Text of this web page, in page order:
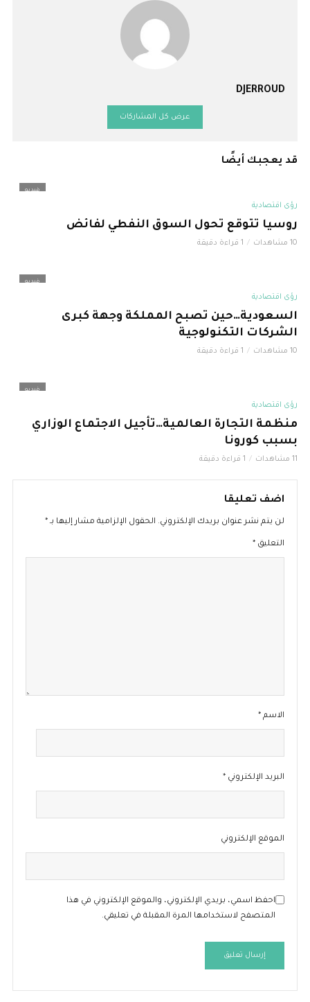
DJERROUD
عرض كل المشاركات
قد يعجبك أيضًا
فيديو
رؤى اقتصادية
روسيا تتوقع تحول السوق النفطي لفائض
10 مشاهدات 1 قراءة دقيقة
فيديو
رؤى اقتصادية
السعودية…حين تصبح المملكة وجهة كبرى
الشركات التكنولوجية
10 مشاهدات 1 قراءة دقيقة
فيديو
رؤى اقتصادية
منظمة التجارة العالمية…تأجيل الاجتماع الوزاري
بسبب كورونا
11 مشاهدات 1 قراءة دقيقة
اضف تعليقا
لن يتم نشر عنوان بريدك الإلكتروني. الحقول الإلزامية مشار إليها بـ*
التعليق *
الاسم *
البريد الإلكتروني *
الموقع الإلكتروني
احفظ اسمي، بريدي الإلكتروني، والموقع الإلكتروني في هذا
المتصفح لاستخدامها المرة المقبلة في تعليقي.